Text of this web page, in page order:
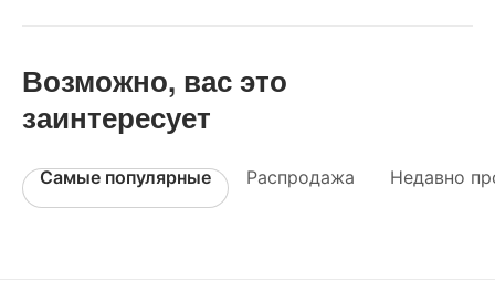
Возможно, вас это
заинтересует
Самые популярные Распродажа Недавно